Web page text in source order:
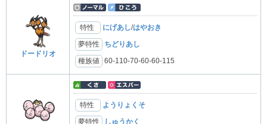
ドードリオ
特性 にげあし/はやおき
夢特性 ちどりあし
種族値 60-110-70-60-60-115
特性 ようりょくそ
夢特性 しゅうかく